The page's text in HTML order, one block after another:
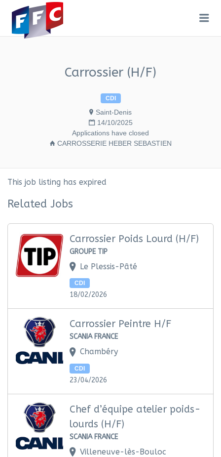
FFC
Carrossier (H/F)
CDI
Saint-Denis
14/10/2025
Applications have closed
CARROSSERIE HEBER SEBASTIEN
This job listing has expired
Related Jobs
Carrossier Poids Lourd (H/F)
GROUPE TIP
Le Plessis-Pâté
CDI
18/02/2026
Carrossier Peintre H/F
SCANIA FRANCE
Chambéry
CDI
23/04/2026
Chef d’équipe atelier poids-
lourds (H/F)
SCANIA FRANCE
Villeneuve-lès-Bouloc